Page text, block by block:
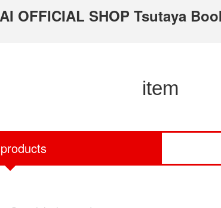
OFFICIAL SHOP Tsutaya
item